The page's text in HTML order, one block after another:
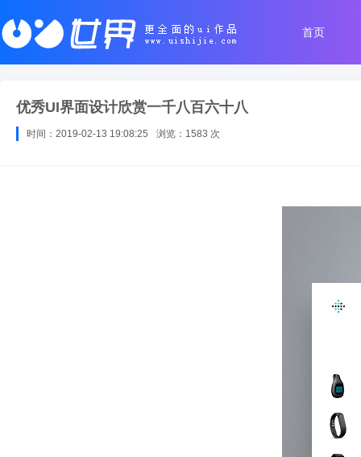
首页
优秀UI界面设计欣赏一千八百六十八
时间：2019-02-13 19:08:25 浏览：1583 次